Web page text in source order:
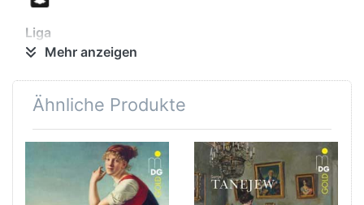
Liga
"Es ist Russlands bester Kontrapunktiker, und man
seinesgleichen," rezensierte kein geringerer als
Peter Tschaikowsky. Und wer waren die
Tanejew gebührt neben seinen kompositorischen
Verdiensten nicht nur pädagogischer Ruhm - zu
Mehr anzeigen
Ähnliche Produkte